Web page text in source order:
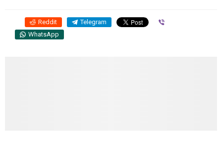
Reddit Telegram
WhatsApp